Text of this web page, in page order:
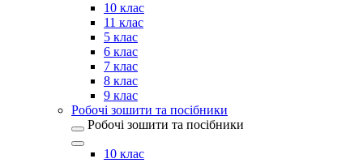
10 клас
11 клас
5 клас
6 клас
7 клас
8 клас
9 клас
Робочі зошити та посібники
Робочі зошити та посібники
10 клас